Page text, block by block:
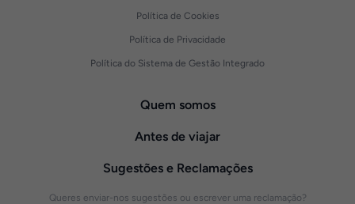
Política de Cookies
Política de Privacidade
Política do Sistema de Gestão Integrado
Quem somos
Antes de viajar
Sugestões e Reclamações
Queres enviar-nos sugestões ou escrever uma reclamação?